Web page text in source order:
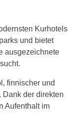
Kurhotels
und bietet
ausgezeichnete
finnischer und
Dank der direkten
Aufenthalt im